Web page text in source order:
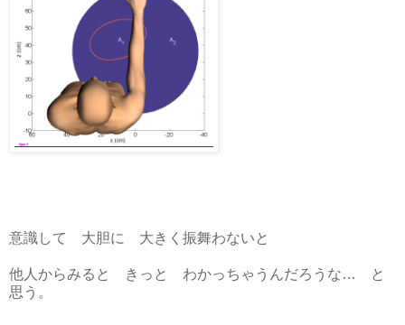
意識して 大胆に 大きく振舞わないと
他人からみると きっと わかっちゃうんだろうな… と
思う。